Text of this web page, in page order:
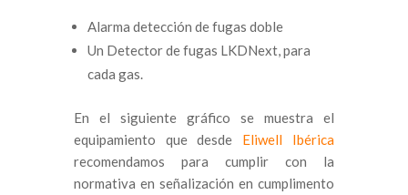
Alarma detección de fugas doble
Un Detector de fugas LKDNext, para
cada gas.
En el siguiente gráfico se muestra el
equipamiento que desde Eliwell Ibérica
recomendamos para cumplir con la
normativa en señalización en cumplimento